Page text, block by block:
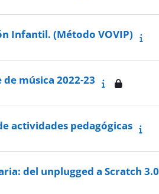
Infantil. (Método VOVIP)
música 2022-23
actividades pedagógicas
del unplugged a Scratch 3.0